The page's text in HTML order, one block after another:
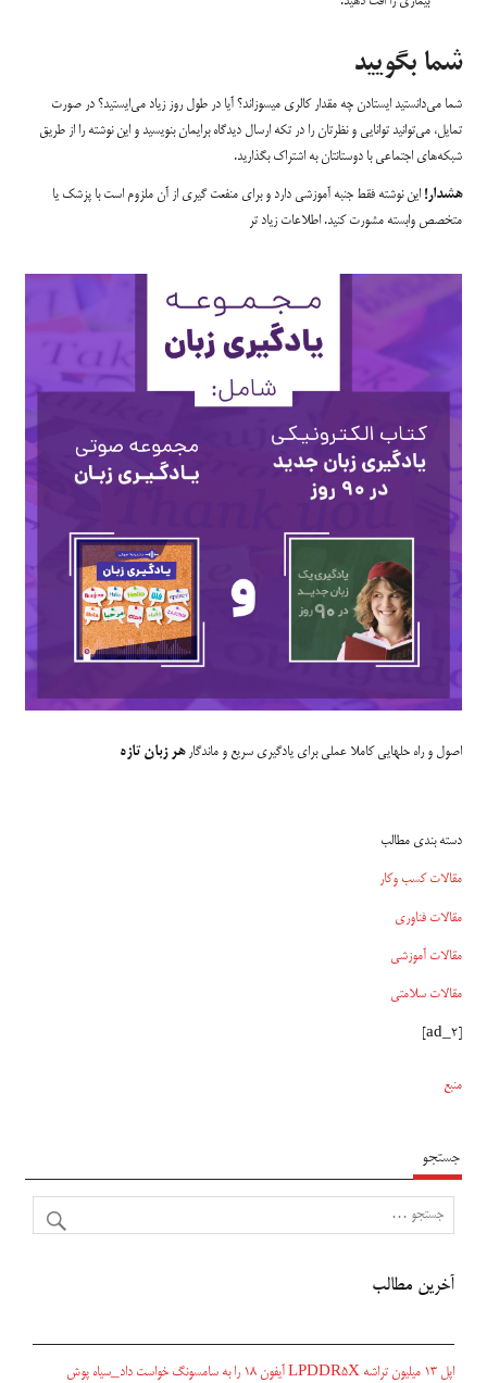
شما بگویید
شما می‌دانستید ایستادن چه مقدار کالری میسوزاند؟ آیا در طول روز زیاد می‌ایستید؟ در صورت
تمایل، می‌توانید توانایی و نظرتان را در تکه ارسال دیدگاه برایمان بنویسید و این نوشته را از طریق
شبکه‌های اجتماعی با دوستانتان به اشتراک بگذارید.
هشدار! این نوشته فقط جنبه آموزشی دارد و برای منفعت گیری از آن ملزوم است با پزشک یا
متخصص وابسته مشورت کنید. اطلاعات زیاد تر
اصول و راه حلهایی کاملا عملی برای یادگیری سریع و ماندگارهر زبان تازه
دسته بندی مطالب
مقالات کسب وکار
مقالات فناوری
مقالات آموزشی
مقالات سلامتی
[ad_2]
منبع
جستجو
آخرین مطالب
اپل ۱۳ میلیون تراشه LPDDR5X آیفون ۱۸ را به سامسونگ خواست داد_سیاه پوش